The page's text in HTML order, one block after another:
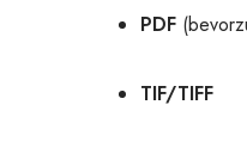
PDF
TIF/TIFF